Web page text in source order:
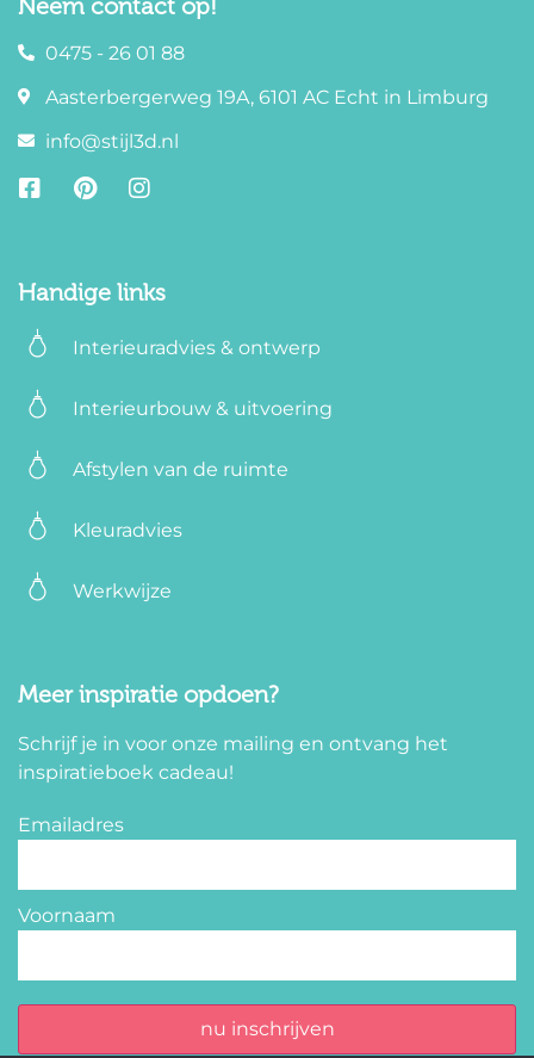
0475 - 26 01 88
Aasterbergerweg 19A, 6101 AC Echt in Limburg
info@stijl3d.nl
Handige links
Interieuradvies & ontwerp
Interieurbouw & uitvoering
Afstylen van de ruimte
Kleuradvies
Werkwijze
Meer inspiratie opdoen?
Schrijf je in voor onze mailing en ontvang het
inspiratieboek cadeau!
Emailadres
Voornaam
nu inschrijven